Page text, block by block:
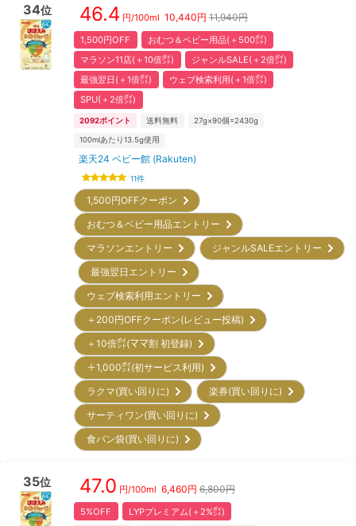
34位 46.4 円/100ml 10,440円 11,940円
1,500円OFF
おむつ＆ベビー用品(＋500㌽)
マラソン11店(＋10倍㌽)
ジャンルSALE(＋2倍㌽)
最強翌日(＋1倍㌽)
ウェブ検索利用(＋1倍㌽)
SPU(＋2倍㌽)
2092ポイント 送料無料 27g×90個=2430g
100mlあたり13.5g使用
楽天24 ベビー館 (Rakuten)
11件
1,500円OFFクーポン
おむつ＆ベビー用品エントリー
マラソンエントリー
ジャンルSALEエントリー
最強翌日エントリー
ウェブ検索利用エントリー
＋200円OFFクーポン(レビュー投稿)
＋10倍㌽(ママ割 初登録)
＋1,000㌽(初サービス利用)
ラクマ(買い回りに)
楽券(買い回りに)
サーティワン(買い回りに)
食パン袋(買い回りに)
35位 47.0 円/100ml 6,460円 6,800円
5%OFF LYPプレミアム(＋2%㌽)